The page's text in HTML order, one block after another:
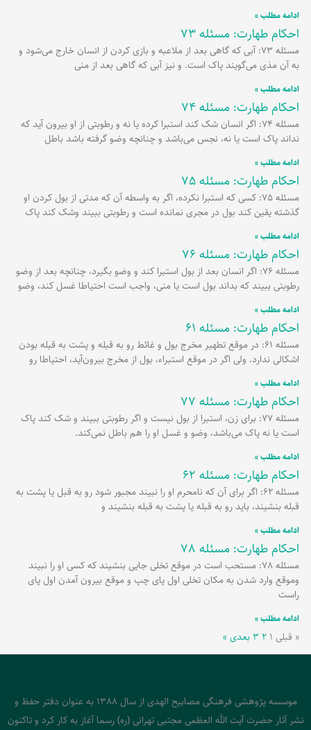
ادامه مطلب »
احکام طهارت: مسئله 73
مسئله 73: آبی که گاهی بعد از ملاعبه و بازی کردن از انسان خارج می‌شود و
به آن مذی می‌گویند پاک است. و نیز آبی که گاهی بعد از منی
ادامه مطلب »
احکام طهارت: مسئله 74
مسئله 74: اگر انسان شک کند استبرا کرده یا نه و رطوبتی از او بیرون آید که
نداند پاک است یا نه، نجس می‌باشد و چنانچه وضو گرفته باشد باطل
ادامه مطلب »
احکام طهارت: مسئله 75
مسئله 75: کسی که استبرا نکرده، اگر به واسطه آن که مدتی از بول کردن او
گذشته یقین کند بول در مجری نمانده است و رطوبتی ببیند وشک کند پاک
ادامه مطلب »
احکام طهارت: مسئله 76
مسئله 76: اگر انسان بعد از بول استبرا کند و وضو بگیرد، چنانچه بعد از وضو
رطوبتی ببیند که بداند بول است یا منی، واجب است احتیاطا غسل کند، وضو
ادامه مطلب »
احکام طهارت: مسئله 61
مسئله 61: در موقع تطهیر مخرج بول و غائط رو به قبله و پشت به قبله بودن
اشکالی ندارد. ولی اگر در موقع استبراء، بول از مخرج بیرون‌آید، احتیاطا رو
ادامه مطلب »
احکام طهارت: مسئله 77
مسئله 77: برای زن، استبرا از بول نیست و اگر رطوبتی ببیند و شک کند پاک
است یا نه پاک می‌باشد، وضو و غسل او را هم باطل نمی‌کند.
ادامه مطلب »
احکام طهارت: مسئله 62
مسئله 62: اگر برای آن که نامحرم او را نبیند مجبور شود رو به قبل یا پشت به
قبله بنشیند، باید رو به قبله یا پشت به قبله بنشیند و
ادامه مطلب »
احکام طهارت: مسئله 78
مسئله 78: مستحب است در موقع تخلی جایی بنشیند که کسی او را نبیند
وموقع وارد شدن به مکان تخلی اول پای چپ و موقع بیرون آمدن اول پای
راست
ادامه مطلب »
« قبلی ۱ ۲ ۳ بعدی »
موسسه پژوهشی فرهنگی مصابیح الهدی از سال 1388 به عنوان دفتر حفظ و
نشر آثار حضرت آیت الله العظمی مجتبی تهرانی (ره) رسما آغاز به کار کرد و تاکنون